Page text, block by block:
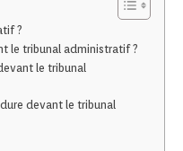
?
le tribunal administratif ?
le tribunal
devant le tribunal